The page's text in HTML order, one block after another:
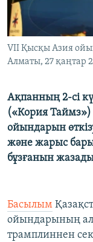
Басқа тілдерде
VII Қысқы Азия
Алматы, 27 қаңтар
Ақпанның 2-сі
(«Кория
ойындарын
және жарыс
бұзғанын
Басылым
ойындарының
трамплиннен